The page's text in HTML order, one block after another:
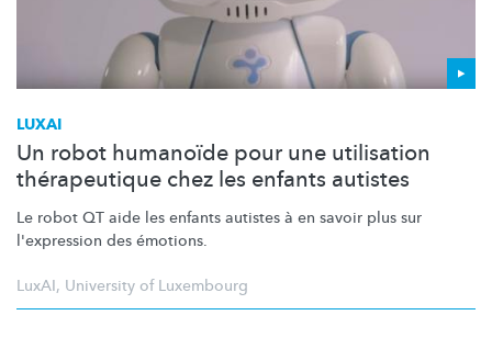
LUXAI
Un robot humanoïde pour une utilisation
thérapeutique chez les enfants autistes
Le robot QT aide les enfants autistes à en savoir plus sur
l'expression des émotions.
LuxAI, University of Luxembourg